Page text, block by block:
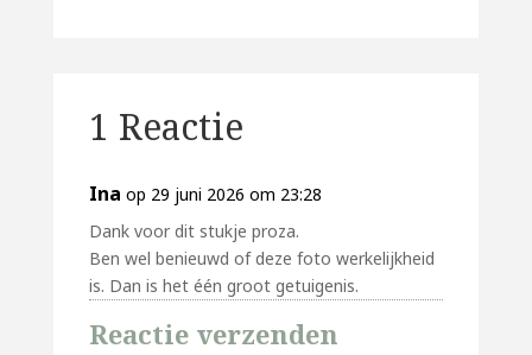
1 Reactie
Ina op 29 juni 2026 om 23:28
Dank voor dit stukje proza.
Ben wel benieuwd of deze foto werkelijkheid
is. Dan is het één groot getuigenis.
Reactie verzenden